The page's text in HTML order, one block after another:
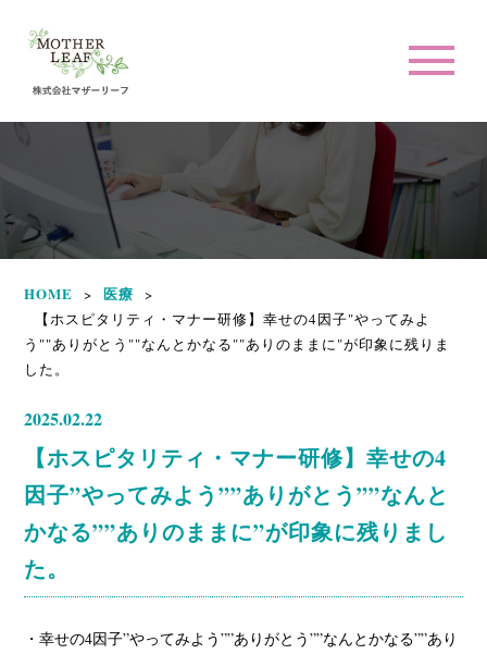
HOME > 医療 >
【ホスピタリティ・マナー研修】幸せの4因子"やってみよ
う""ありがとう""なんとかなる""ありのままに"が印象に残りま
した。
2025.02.22
【ホスピタリティ・マナー研修】幸せの4
因子”やってみよう””ありがとう””なんと
かなる””ありのままに”が印象に残りまし
た。
・幸せの4因子”やってみよう””ありがとう””なんとかなる””あり